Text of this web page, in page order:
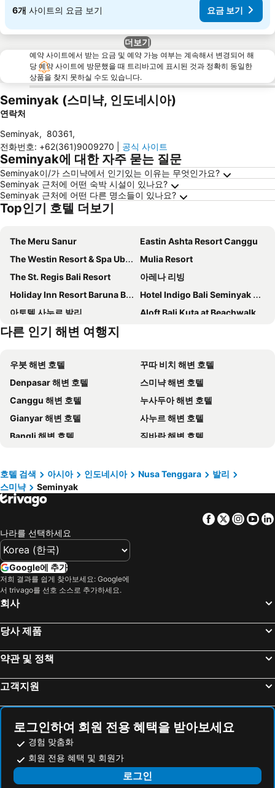
6개 사이트의 요금 보기 요금 보기
더보기
예약 사이트에서 받는 요금 및 예약 가능 여부는 계속해서 변경되어 해
당 예약 사이트에 방문했을 때 트리바고에 표시된 것과 정확히 동일한
상품을 찾지 못하실 수도 있습니다.
Seminyak (스미냑, 인도네시아)
연락처
Seminyak, 80361,
전화번호: +62(361)9009270 공식 사이트
Seminyak에 대한 자주 묻는 질문
Seminyak이/가 스미냑에서 인기있는 이유는 무엇인가요?
Seminyak 근처에 어떤 숙박 시설이 있나요?
Seminyak 근처에 어떤 다른 명소들이 있나요?
Top인기 호텔 더보기
The Meru Sanur
Eastin Ashta Resort Canggu
The Westin Resort & Spa Ubud, Bali
Mulia Resort
The St. Regis Bali Resort
아레나 리빙
Holiday Inn Resort Baruna Bali By Ihg
Hotel Indigo Bali Seminyak Beach By Ihg
아토텔 사누르 발리
Aloft Bali Kuta at Beachwalk
Hotel Terrace at Kuta
스위스-벨호텔 뚜반
애스턴 캉구 비치 리조트 - 발리
The Bene Hotel
Tropical Almond Villa
더 파빌리온스 발리
Amandaya Canggu
SOL by Meliá Benoa Bali All inclusive
Maison Aurelia Sanur, Bali - By Préférence
W Bali - Seminyak
Grand Barong Resort
스와스티카 방갈로
라구나, 럭셔리 컬렉션 리조트 & 스파, 누사 두아, 발리
The Cakra Hotel
The Mahata
코에노코에니 빌라
포 포인츠 바이 쉐라톤 발리, 쿠타
Grand Hyatt Bali
Akana Boutique Hotel
토니스 빌라스 & 리조트
페어필드 바이 메리어트 발리 레기안
탁수 사누르 호텔
Jumeirah Bali
Grand Seminyak Lifestyle Boutique Bali Resort
Puri Cendana Resort Bali
Kresna By The Sea By Kresna Hospitality
Bali Agung Village
페랑이 발리 호텔 & 스파
티지리 스미냑
더블-식스 럭셔리 호텔
세미냑 파라디소 호텔
다른 인기 해변 여행지
우붓 해변 호텔
꾸따 비치 해변 호텔
Denpasar 해변 호텔
스미냑 해변 호텔
Canggu 해변 호텔
누사두아 해변 호텔
Gianyar 해변 호텔
사누르 해변 호텔
Bangli 해변 호텔
짐바란 해변 호텔
Badung 해변 호텔
Tabanan 해변 호텔
탄중 베노아 해변 호텔
Tampaksiring 해변 호텔
Padang Bai 해변 호텔
Karangasem 해변 호텔
Klungkung 해변 호텔
Mengwi 해변 호텔
Tulamben 해변 호텔
Semarapura 해변 호텔
Amlapura 해변 호텔
Kubutambahan 해변 호텔
Baturiti 해변 호텔
Jembrana 해변 호텔
호텔 검색 아시아 인도네시아 Nusa Tenggara
발리
스미냑
Seminyak
Facebook
Twitter
나라를 선택하세요
Google에 추가
저희 결과를 쉽게 찾아보세요: Google에
서 trivago를 선호 소스로 추가하세요.
회사
당사 제품
약관 및 정책
고객지원
로그인하여 회원 전용 혜택을 받아보세요
경험 맞춤화
회원 전용 혜택 및 회원가
로그인